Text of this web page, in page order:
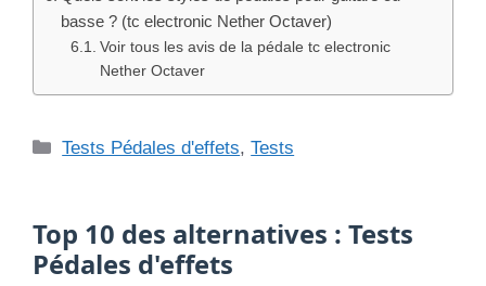
basse ? (tc electronic Nether Octaver)
Voir tous les avis de la pédale tc electronic
Nether Octaver
Catégories
Tests Pédales d'effets,Tests
Top 10 des alternatives : Tests
Pédales d'effets